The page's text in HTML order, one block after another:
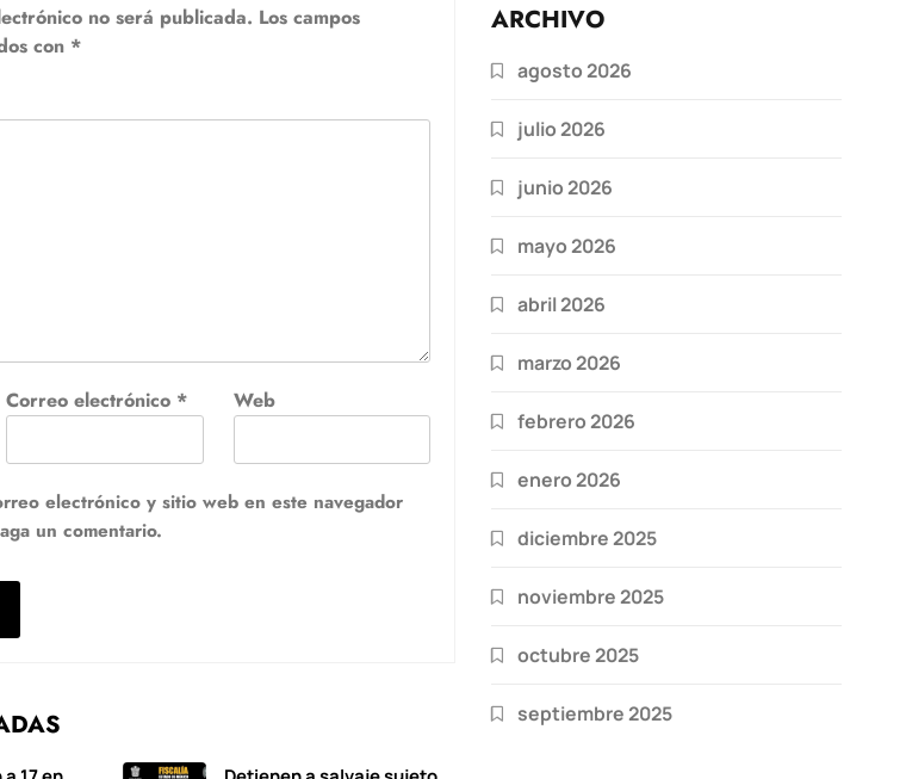
no será publicada. Los campos
con *
Correo electrónico * Web
electrónico y sitio web en este navegador
un comentario.
ARCHIVO
agosto 2026
julio 2026
junio 2026
mayo 2026
abril 2026
marzo 2026
febrero 2026
enero 2026
diciembre 2025
noviembre 2025
octubre 2025
septiembre 2025